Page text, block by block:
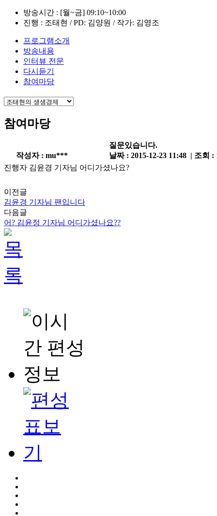
방송시간 : [월~금] 09:10~10:00
진행 : 조태현 / PD: 김양원 / 작가: 김영조
프로그램소개
방송내용
인터뷰 전문
다시듣기
참여마당
참여마당
질문있습니다.
작성자 : mu***
날짜 : 2015-12-23 11:48 | 조회 :
진행자 김윤경 기자님 어디가셨나요?
이전글
김윤경 기자님 팬입니다
다음글
어? 김윤정 기자님 어디가셨나요??